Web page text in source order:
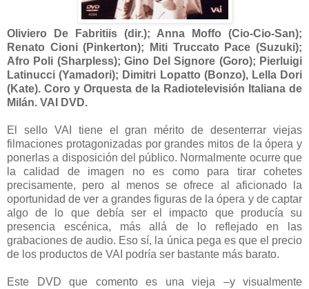
Oliviero De Fabritiis (dir.); Anna Moffo (Cio-Cio-San);
Renato Cioni (Pinkerton); Miti Truccato Pace (Suzuki);
Afro Poli (Sharpless); Gino Del Signore (Goro); Pierluigi
Latinucci (Yamadori); Dimitri Lopatto (Bonzo), Lella Dori
(Kate). Coro y Orquesta de la Radiotelevisión Italiana de
Milán. VAI DVD.
El sello VAI tiene el gran mérito de desenterrar viejas
filmaciones protagonizadas por grandes mitos de la ópera y
ponerlas a disposición del público. Normalmente ocurre que
la calidad de imagen no es como para tirar cohetes
precisamente, pero al menos se ofrece al aficionado la
oportunidad de ver a grandes figuras de la ópera y de captar
algo de lo que debía ser el impacto que producía su
presencia escénica, más allá de lo reflejado en las
grabaciones de audio. Eso sí, la única pega es que el precio
de los productos de VAI podría ser bastante más barato.
Este DVD que comento es una vieja –y visualmente